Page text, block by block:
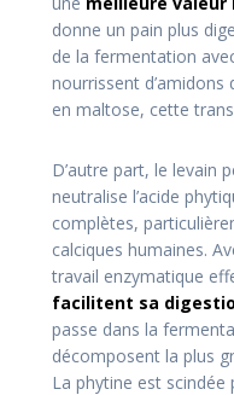
donne un pain plus
de la fermentation
nourrissent
en maltose, cette
D’autre part, le levain
neutralise l’acide
complètes,
calciques humaines.
travail enzymatique
facilitent sa
passe dans la
décomposent la plus
La phytine est